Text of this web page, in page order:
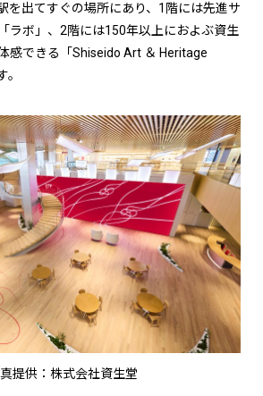
を出てすぐの場所にあり、1階には先進サ
ラボ」、2階には150年以上におよぶ資生
感できる「Shiseido Art ＆ Heritage
提供：株式会社資生堂